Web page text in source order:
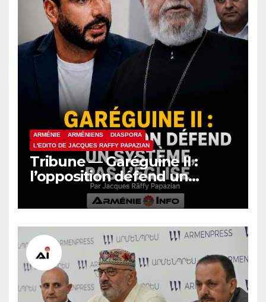
ARMÉNIE ARMÉNIENS
DIASPORA
L'EDITO DE JACQUES RAFFY PAPAZIAN
Tribune — Garéguine II :
l’opposition défend un
système, pas l’Église